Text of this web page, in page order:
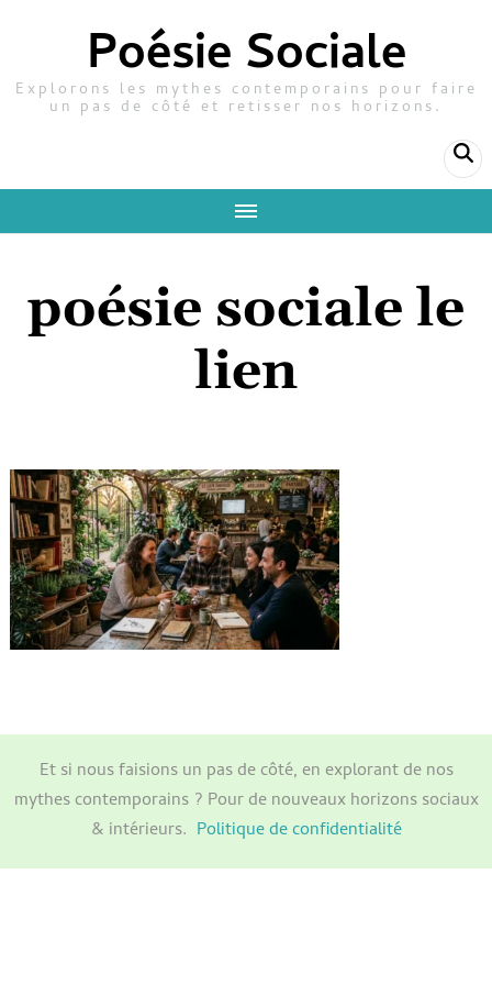
Poésie Sociale
Explorons les mythes contemporains pour faire
un pas de côté et retisser nos horizons.
poésie sociale le
lien
Et si nous faisions un pas de côté, en explorant de nos
mythes contemporains ? Pour de nouveaux horizons sociaux
& intérieurs. Politique de confidentialité